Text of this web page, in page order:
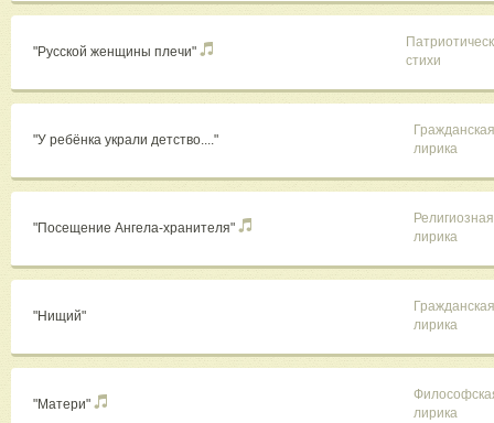
"Русской женщины плечи"
стихи
"У ребёнка украли детство...."
Гражданская
лирика
"Посещение Ангела-хранителя"
Религиозная
лирика
"Нищий"
Гражданская
лирика
"Матери"
лирика